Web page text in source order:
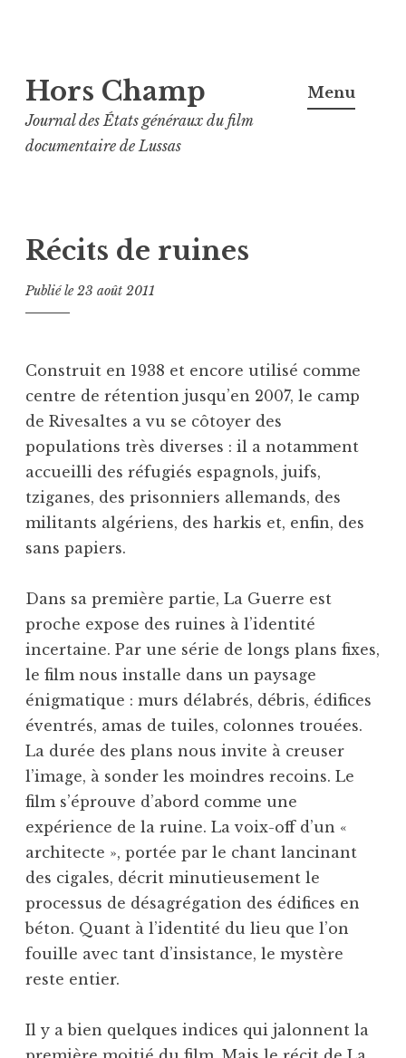
au
contenu
principal
Hors Champ
Journal des États généraux du film
documentaire de Lussas
Menu
Récits de ruines
Publié le23 août 2011
Construit en 1938 et encore utilisé comme
centre de rétention jusqu’en 2007, le camp
de Rivesaltes a vu se côtoyer des
populations très diverses : il a notamment
accueilli des réfugiés espagnols, juifs,
tziganes, des prisonniers allemands, des
militants algériens, des harkis et, enfin, des
sans papiers.
Dans sa première partie, La Guerre est
proche expose des ruines à l’identité
incertaine. Par une série de longs plans fixes,
le film nous installe dans un paysage
énigmatique : murs délabrés, débris, édifices
éventrés, amas de tuiles, colonnes trouées.
La durée des plans nous invite à creuser
l’image, à sonder les moindres recoins. Le
film s’éprouve d’abord comme une
expérience de la ruine. La voix-off d’un «
architecte », portée par le chant lancinant
des cigales, décrit minutieusement le
processus de désagrégation des édifices en
béton. Quant à l’identité du lieu que l’on
fouille avec tant d’insistance, le mystère
reste entier.
Il y a bien quelques indices qui jalonnent la